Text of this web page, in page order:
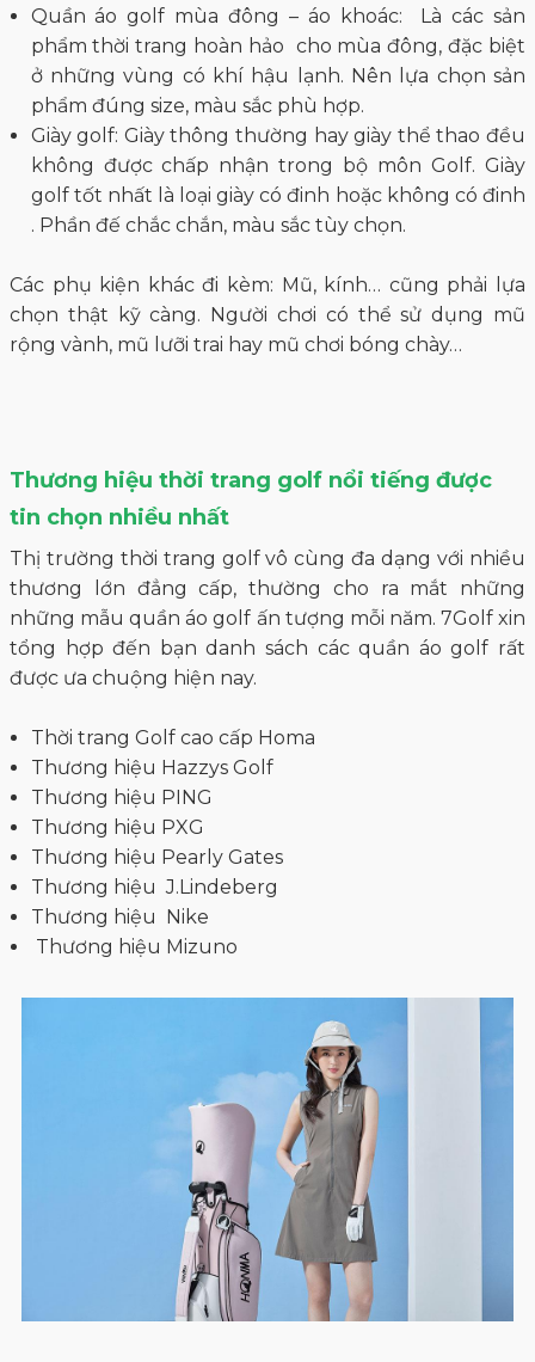
Quần áo golf mùa đông – áo khoác: Là các sản
phẩm thời trang hoàn hảo cho mùa đông, đặc biệt
ở những vùng có khí hậu lạnh. Nên lựa chọn sản
phẩm đúng size, màu sắc phù hợp.
Giày golf: Giày thông thường hay giày thể thao đều
không được chấp nhận trong bộ môn Golf. Giày
golf tốt nhất là loại giày có đinh hoặc không có đinh
. Phần đế chắc chắn, màu sắc tùy chọn.
Các phụ kiện khác đi kèm: Mũ, kính… cũng phải lựa
chọn thật kỹ càng. Người chơi có thể sử dụng mũ
rộng vành, mũ lưỡi trai hay mũ chơi bóng chày…
Thương hiệu thời trang golf nổi tiếng được
tin chọn nhiều nhất
Thị trường thời trang golf vô cùng đa dạng với nhiều
thương lớn đẳng cấp, thường cho ra mắt những
những mẫu quần áo golf ấn tượng mỗi năm. 7Golf xin
được ưa chuộng hiện nay.
Thời trang Golf cao cấp Homa
Thương hiệu Hazzys Golf
Thương hiệu PING
Thương hiệu PXG
Thương hiệu Pearly Gates
Thương hiệu J.Lindeberg
Thương hiệu Nike
Thương hiệu Mizuno